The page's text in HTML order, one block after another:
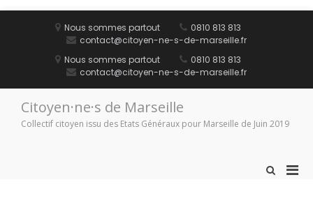
Nous sommes partout
0810 813 813
contact@citoyen-ne-s-de-marseille.fr
Nous sommes partout
0810 813 813
contact@citoyen-ne-s-de-marseille.fr
Citoyen·ne·s de Marseille
Collectif citoyen issu des Etats Généraux pour Marseille de Juin 2019
Afficher